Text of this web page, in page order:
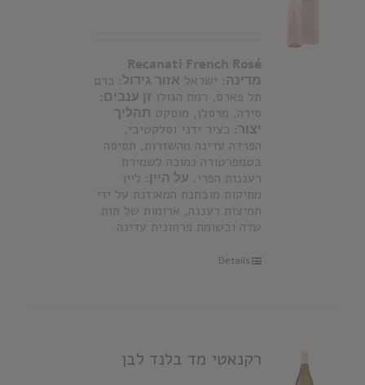
Recanati French Rosé
מדינה: ישראל אזור גידול: כרם
תל פארס, רמת הגולן זן ענבים:
סירה, מרסלן, מוסקט תהליך
יצור: בציר ידני וסלקטיבי,
הפרדה עדינה מהשזרות, תסיסה
בטמפרטורה נמוכה לשמירת
רעננות הפרי. על היין: ליין
מתיקות מובחנת המאוזנת על ידי
חמיצות רעננה, ארומות של תות
שדה ובשומת פרחונית עדינה
Details
רקנאטי מד בלנד לבן